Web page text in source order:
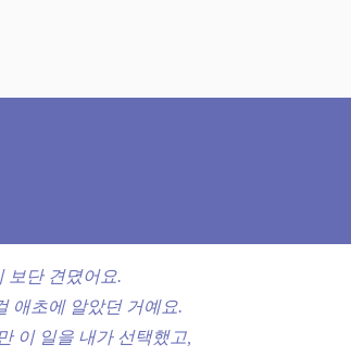
보단 견뎠어요.
애초에 알았던 거예요.
이 일을 내가 선택했고,